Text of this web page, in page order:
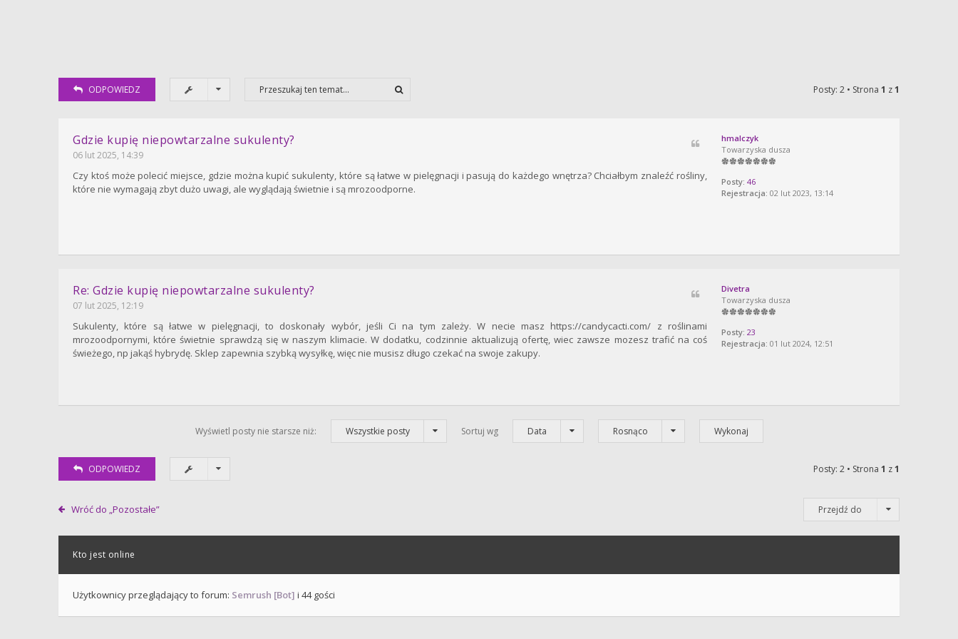
ODPOWIEDZ Posty: 2 • Strona 1 z1
hmalczyk
Towarzyska dusza
Posty: 46
Rejestracja: 02 lut 2023, 13:14
Gdzie kupię niepowtarzalne sukulenty?
06 lut 2025, 14:39
Czy ktoś może polecić miejsce, gdzie można kupić sukulenty, które są łatwe w pielęgnacji i pasują do każdego wnętrza? Chciałbym znaleźć rośliny,
które nie wymagają zbyt dużo uwagi, ale wyglądają świetnie i są mrozoodporne.
Divetra
Towarzyska dusza
Posty: 23
Rejestracja: 01 lut 2024, 12:51
Re: Gdzie kupię niepowtarzalne sukulenty?
07 lut 2025, 12:19
Sukulenty, które są łatwe w pielęgnacji, to doskonały wybór, jeśli Ci na tym zależy. W necie masz https://candycacti.com/ z roślinami
mrozoodpornymi, które świetnie sprawdzą się w naszym klimacie. W dodatku, codzinnie aktualizują ofertę, wiec zawsze mozesz trafić na coś
świeżego, np jakąś hybrydę. Sklep zapewnia szybką wysyłkę, więc nie musisz długo czekać na swoje zakupy.
Wyświetl posty nie starsze niż: Wszystkie posty Sortuj wg Data Rosnąco
ODPOWIEDZ Posty: 2 • Strona 1 z1
Wróć do „Pozostałe” Przejdź do
Kto jest online
Użytkownicy przeglądający to forum: Semrush [Bot] i 44 gości